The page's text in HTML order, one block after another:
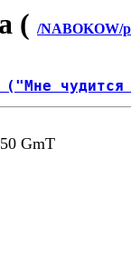
( /NABOKOW/
("Мне
GmT